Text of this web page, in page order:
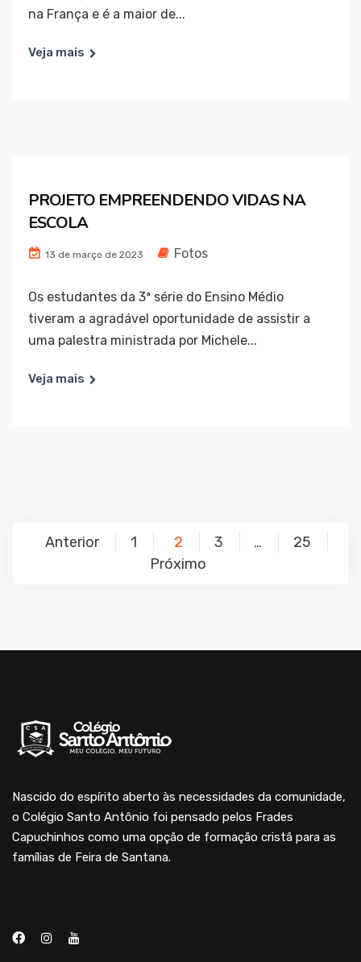
na França e é a maior de...
Veja mais
PROJETO EMPREENDENDO VIDAS NA
ESCOLA
13 de março de 2023 Fotos
Os estudantes da 3ª série do Ensino Médio
tiveram a agradável oportunidade de assistir a
uma palestra ministrada por Michele...
Veja mais
Anterior 1 2 3 …
25
Próximo
Nascido do espírito aberto às necessidades da comunidade,
o Colégio Santo Antônio foi pensado pelos Frades
Capuchinhos como uma opção de formação cristã para as
famílias de Feira de Santana.